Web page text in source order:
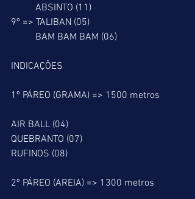
ABSINTO (11)
9º => TALIBAN (05)
          BAM BAM BAM (06)
INDICAÇÕES
1º PÁREO (GRAMA) => 1500 metros
AIR BALL (04)
QUEBRANTO (07)
RUFINOS (08)
2º PÁREO (AREIA) => 1300 metros